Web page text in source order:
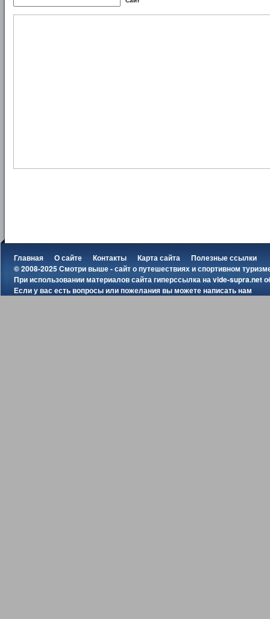
Главная О сайте Контакты Карта сайта
Полезные ссылки
© 2008-2025 Смотри выше - сайт о путешествиях и спортивном
При использовании материалов сайта гиперссылка наvide-supra.net
Если у вас есть вопросы или пожелания вы можетенаписать нам